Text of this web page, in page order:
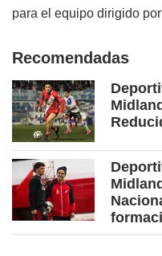
para el equipo dirigido
Recomendadas